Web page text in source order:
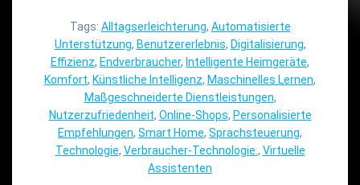
Tags: Alltagserleichterung, Automatisierte
Unterstützung, Benutzererlebnis, Digitalisierung,
Effizienz, Endverbraucher, Intelligente Heimgeräte,
Komfort, Künstliche Intelligenz, Maschinelles Lernen,
Maßgeschneiderte Dienstleistungen,
Nutzerzufriedenheit, Online-Shops, Personalisierte
Empfehlungen, Smart Home, Sprachsteuerung,
Technologie, Verbraucher-Technologie. , Virtuelle
Assistenten